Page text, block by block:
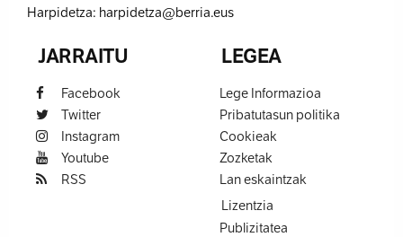
Harpidetza: harpidetza@berria.eus
JARRAITU
Facebook
Twitter
Instagram
Youtube
RSS
LEGEA
Lege Informazioa
Pribatutasun politika
Cookieak
Zozketak
Lan eskaintzak
Lizentzia
Publizitatea